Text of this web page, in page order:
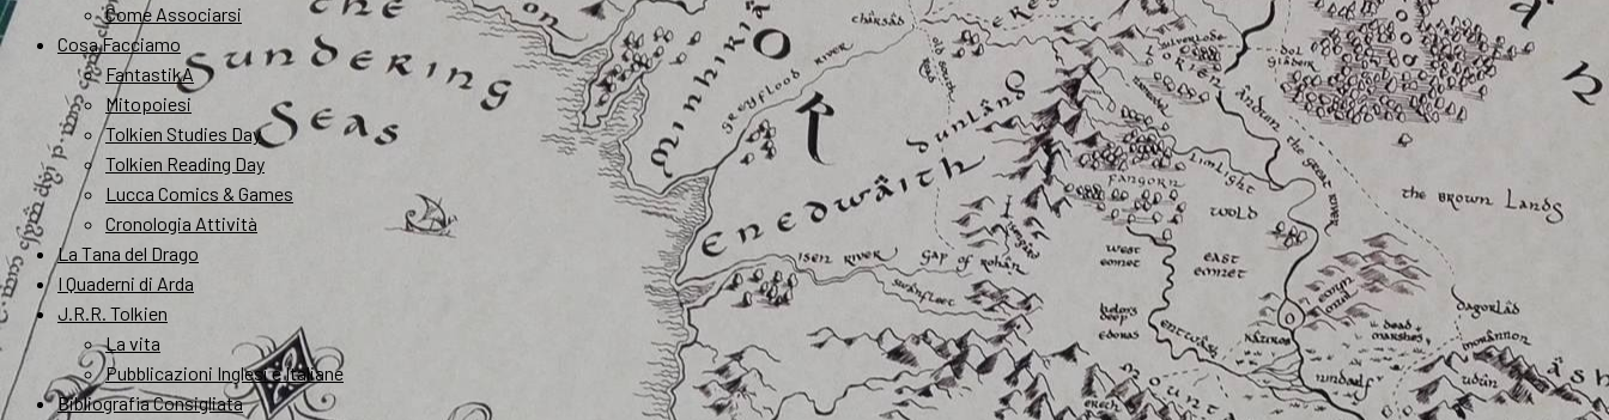
Come Associarsi
Cosa Facciamo
FantastikA
Mitopoiesi
Tolkien Studies Day
Tolkien Reading Day
Lucca Comics & Games
Cronologia Attività
La Tana del Drago
I Quaderni di Arda
J.R.R. Tolkien
La vita
Pubblicazioni Inglesi e Italiane
Bibliografia Consigliata